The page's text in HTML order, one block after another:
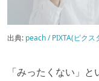
出典: peach / PIXTA(ピクス
「みったくない」